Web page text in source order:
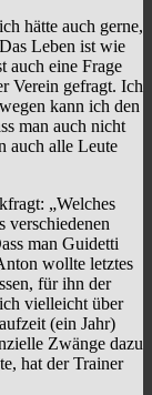
hätte auch gerne,
Leben ist wie
auch eine Frage
Verein gefragt. Ich
kann ich den
man auch nicht
auch alle Leute
„Welches
verschiedenen
man Guidetti
wollte letztes
für ihn der
vielleicht über
(ein Jahr)
Zwänge dazu
hat der Trainer